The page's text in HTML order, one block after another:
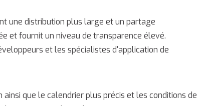
une distribution plus large et un partage
et fournit un niveau de transparence élevé.
et les spécialistes d'application de
que le calendrier plus précis et les conditions de